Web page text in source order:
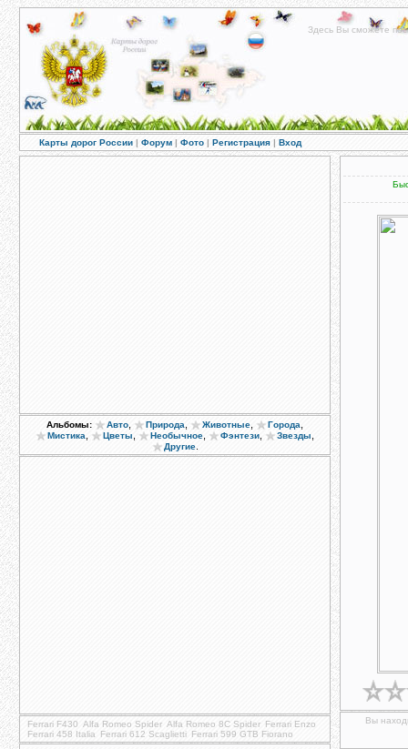
Здесь Вы сможете
Карты дорог России | Форум | Фото | Регистрация | Вход
Альбомы: Авто Природа Животные Города
Мистика Цветы Необычное Фэнтези Звезды
Другие.
Ferrari F430 Alfa Romeo Spider Alfa Romeo 8C Spider Ferrari Enzo
Ferrari 458 Italia
Ferrari 612 Scaglietti Ferrari 599 GTB Fiorano
Вы